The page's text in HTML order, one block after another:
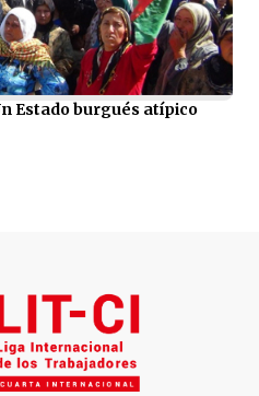
Estado burgués atípico